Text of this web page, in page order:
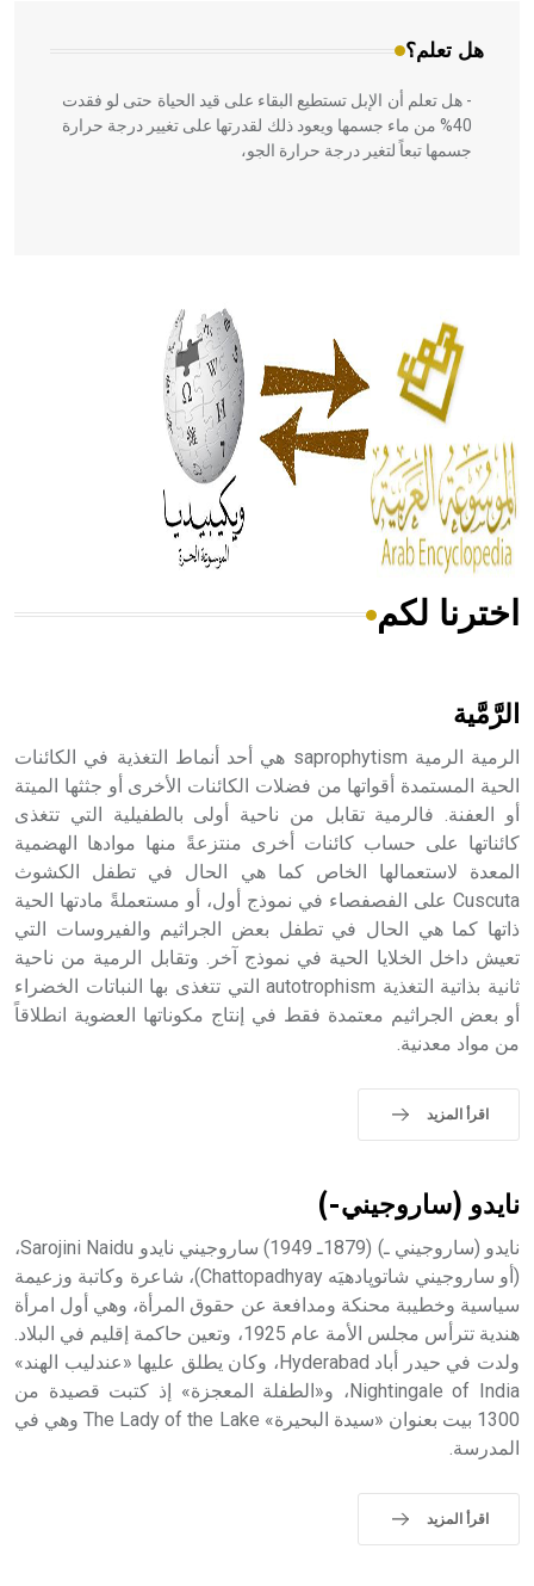
هل تعلم؟
- هل تعلم أن الإبل تستطيع البقاء على قيد الحياة حتى لو فقدت
40% من ماء جسمها ويعود ذلك لقدرتها على تغيير درجة حرارة
جسمها تبعاً لتغير درجة حرارة الجو،
الحكم، الأدلة، تنظيم التغذية، ورسالته في جروح الرأس. ويعود
له الفضل بأنه حرر الطب من الدين والفلسفة.
- هل تعلم أن المرجان إفراز حيواني يتكون في البحر ويتركب
من مادة كربونات الكلسيوم، وهو أحمر أو شديد الحمرة وهو
أجود أنواعه، ويمتاز بكبر الحجم ويسمى الش
هل تعلم أن الأبسيد كلمة فرنسية اللفظ تم اعتمادها مصطلحاً
- هل تعلم أن أبجر Abgar اسم معروف جيداً يعود إلى عدد من
الملوك الذين حكموا مدينة إديسا (الرها) من أبجر الأول وحتى
التاسع، وهم ينتسبون إلى أسرة أوسروين
- هل تعلم أن الأبجدية الكنعانية تتألف من /22/ علامة كتابية
sign تكتب منفصلة غير متصلة، وتعتمد المبدأ الأكوروفوني،
حيث تقتصر القيمة الصوتية للعلامة الك
اخترنا لكم
الرَّمَّية
الرمية الرمية saprophytism هي أحد أنماط التغذية في الكائنات
الحية المستمدة أقواتها من فضلات الكائنات الأخرى أو جثثها الميتة
أو العفنة. فالرمية تقابل من ناحية أولى بالطفيلية التي تتغذى
كائناتها على حساب كائنات أخرى منتزعةً منها موادها الهضمية
المعدة لاستعمالها الخاص كما هي الحال في تطفل الكشوث
Cuscuta على الفصفصاء في نموذج أول، أو مستعملةً مادتها الحية
ذاتها كما هي الحال في تطفل بعض الجراثيم والفيروسات التي
تعيش داخل الخلايا الحية في نموذج آخر. وتقابل الرمية من ناحية
ثانية بذاتية التغذية autotrophism التي تتغذى بها النباتات الخضراء
أو بعض الجراثيم معتمدة فقط في إنتاج مكوناتها العضوية انطلاقاً
من مواد معدنية.
اقرأ المزيد
نايدو (ساروجيني-)
نايدو (ساروجيني ـ) (1879ـ 1949) ساروجيني نايدو Sarojini Naidu،
(أو ساروجيني شاتوپادهيَه Chattopadhyay)، شاعرة وكاتبة وزعيمة
سياسية وخطيبة محنكة ومدافعة عن حقوق المرأة، وهي أول امرأة
هندية تترأس مجلس الأمة عام 1925، وتعين حاكمة إقليم في البلاد.
ولدت في حيدر أباد Hyderabad، وكان يطلق عليها «عندليب الهند»
Nightingale of India، و«الطفلة المعجزة» إذ كتبت قصيدة من
1300 بيت بعنوان «سيدة البحيرة» The Lady of the Lake وهي في
المدرسة.
اقرأ المزيد